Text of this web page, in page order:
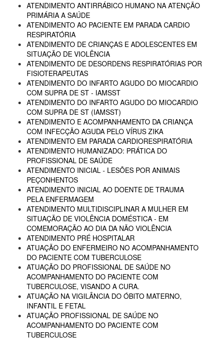
ATENDIMENTO ANTIRRÁBICO HUMANO NA ATENÇÃO
PRIMÁRIA A SAÚDE
ATENDIMENTO AO PACIENTE EM PARADA CARDIO
RESPIRATÓRIA
ATENDIMENTO DE CRIANÇAS E ADOLESCENTES EM
SITUAÇÃO DE VIOLÊNCIA
ATENDIMENTO DE DESORDENS RESPIRATÓRIAS POR
FISIOTERAPEUTAS
ATENDIMENTO DO INFARTO AGUDO DO MIOCARDIO
COM SUPRA DE ST - IAMSST
ATENDIMENTO DO INFARTO AGUDO DO MIOCARDIO
COM SUPRA DE ST (IAMSST)
ATENDIMENTO E ACOMPANHAMENTO DA CRIANÇA
COM INFECÇÃO AGUDA PELO VÍRUS ZIKA
ATENDIMENTO EM PARADA CARDIORESPIRATÓRIA
ATENDIMENTO HUMANIZADO: PRÁTICA DO
PROFISSIONAL DE SAÚDE
ATENDIMENTO INICIAL - LESÕES POR ANIMAIS
PEÇONHENTOS
ATENDIMENTO INICIAL AO DOENTE DE TRAUMA
PELA ENFERMAGEM
ATENDIMENTO MULTIDISCIPLINAR A MULHER EM
SITUAÇÃO DE VIOLÊNCIA DOMÉSTICA - EM
COMEMORAÇÃO AO DIA DA NÃO VIOLÊNCIA
ATENDIMENTO PRÉ HOSPITALAR
ATUAÇÃO DO ENFERMEIRO NO ACOMPANHAMENTO
DO PACIENTE COM TUBERCULOSE
ATUAÇÃO DO PROFISSIONAL DE SAÚDE NO
ACOMPANHAMENTO DO PACIENTE COM
TUBERCULOSE, VISANDO A CURA.
ATUAÇÃO NA VIGILÂNCIA DO ÓBITO MATERNO,
INFANTIL E FETAL
ATUAÇÃO PROFISSIONAL DE SAÚDE NO
ACOMPANHAMENTO DO PACIENTE COM
TUBERCULOSE